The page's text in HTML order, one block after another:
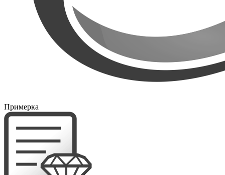
Примерка